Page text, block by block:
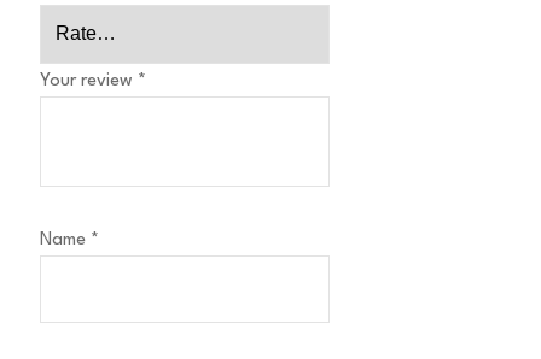
Your review *
Name *